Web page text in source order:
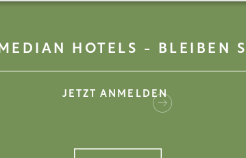
HOTELS - BLEIBEN
JETZT ANMELDEN